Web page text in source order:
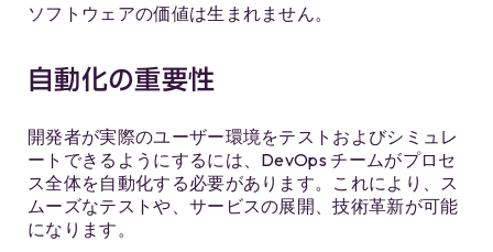
ソフトウェアの価値は生まれません。
自動化の重要性
開発者が実際のユーザー環境をテストおよびシミュレ
ートできるようにするには、DevOps チームがプロセ
ス全体を自動化する必要があります。これにより、ス
ムーズなテストや、サービスの展開、技術革新が可能
になります。